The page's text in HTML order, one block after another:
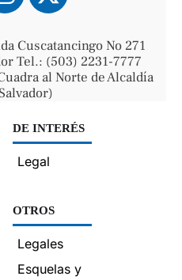
Cuscatancingo No 271
Tel.: (503) 2231-7777
al Norte de Alcaldía
DE INTERÉS
Legal
OTROS
Legales
Esquelas y